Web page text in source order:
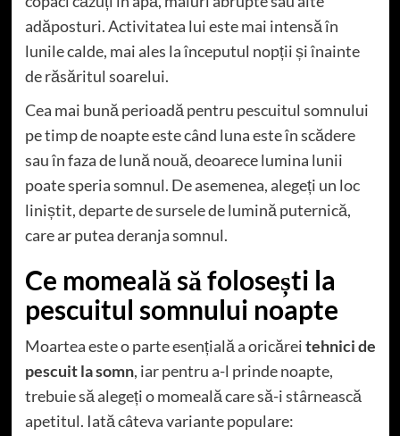
adăposturi. Activitatea lui este mai intensă în
lunile calde, mai ales la începutul nopții și înainte
de răsăritul soarelui.
Cea mai bună perioadă pentru pescuitul somnului
pe timp de noapte este când luna este în scădere
sau în faza de lună nouă, deoarece lumina lunii
poate speria somnul. De asemenea, alegeți un loc
liniștit, departe de sursele de lumină puternică,
care ar putea deranja somnul.
Ce momeală să folosești la
pescuitul somnului noapte
Moartea este o parte esențială a oricăreitehnici de
pescuit la somn, iar pentru a-l prinde noapte,
trebuie să alegeți o momeală care să-i stârnească
apetitul. Iată câteva variante populare: